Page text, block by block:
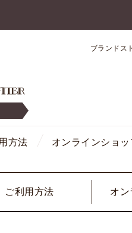
ブランドス
方法 オンラインショッ
ご利用方法 オ